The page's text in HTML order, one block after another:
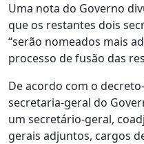
Uma nota do Governo
que os restantes dois
“serão nomeados mais
processo de fusão das
De acordo com o
secretaria-geral do
um secretário-geral,
gerais adjuntos, cargos